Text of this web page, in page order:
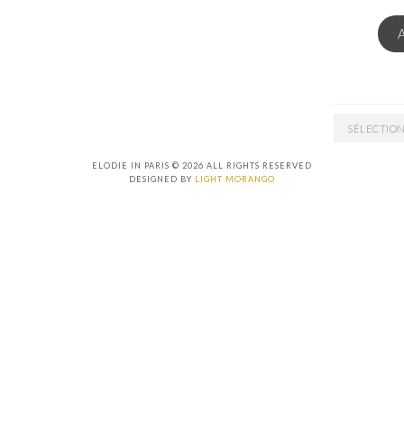
ARCHIVES
ELODIE IN PARIS © 2026 ALL RIGHTS RESERVED
DESIGNED BY LIGHT MORANGO